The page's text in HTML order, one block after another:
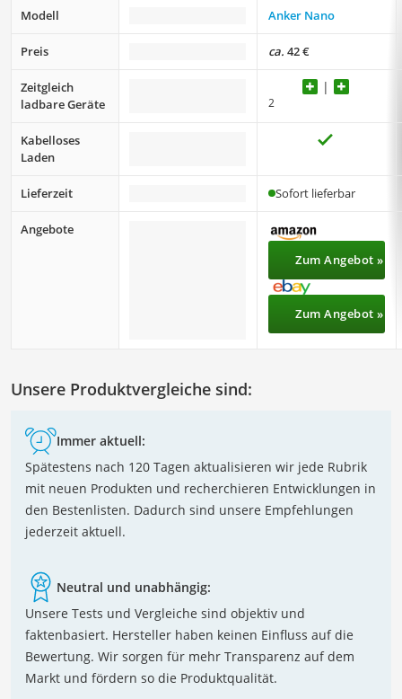
Modell Anker Nano
Preis ca. 42 €
Zeitgleich
ladbare Geräte
2
Kabelloses
Laden
Lieferzeit Sofort lieferbar
Angebote
Zum Angebot »
Zum Angebot »
Unsere Produktvergleiche sind:
Immer aktuell:
Spätestens nach 120 Tagen aktualisieren wir jede Rubrik
mit neuen Produkten und recherchieren Entwicklungen in
den Bestenlisten. Dadurch sind unsere Empfehlungen
jederzeit aktuell.
Neutral und unabhängig:
Unsere Tests und Vergleiche sind objektiv und
faktenbasiert. Hersteller haben keinen Einfluss auf die
Bewertung. Wir sorgen für mehr Transparenz auf dem
Markt und fördern so die Produktqualität.